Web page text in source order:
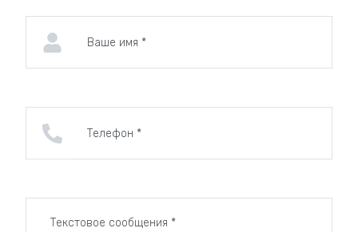
Наши преимущества
прочных металлов позволяет нам